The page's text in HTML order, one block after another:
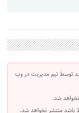
توسط تیم مدیریت در وب
شد.
باشد منتشر نخواهد شد.